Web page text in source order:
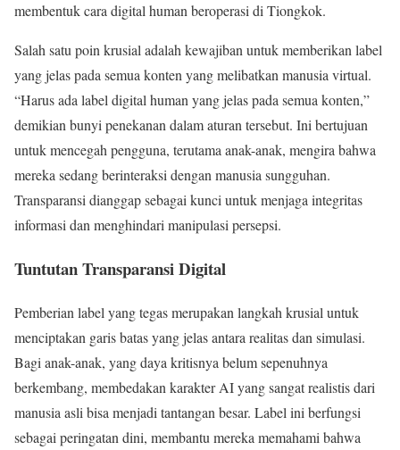
membentuk cara digital human beroperasi di Tiongkok.
Salah satu poin krusial adalah kewajiban untuk memberikan label
yang jelas pada semua konten yang melibatkan manusia virtual.
“Harus ada label digital human yang jelas pada semua konten,”
demikian bunyi penekanan dalam aturan tersebut. Ini bertujuan
untuk mencegah pengguna, terutama anak-anak, mengira bahwa
mereka sedang berinteraksi dengan manusia sungguhan.
Transparansi dianggap sebagai kunci untuk menjaga integritas
informasi dan menghindari manipulasi persepsi.
Tuntutan Transparansi Digital
Pemberian label yang tegas merupakan langkah krusial untuk
menciptakan garis batas yang jelas antara realitas dan simulasi.
Bagi anak-anak, yang daya kritisnya belum sepenuhnya
berkembang, membedakan karakter AI yang sangat realistis dari
manusia asli bisa menjadi tantangan besar. Label ini berfungsi
sebagai peringatan dini, membantu mereka memahami bahwa